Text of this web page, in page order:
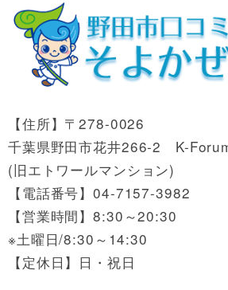
【住所】〒278-0026
千葉県野田市花井266-2 K-
(旧エトワールマンション)
【電話番号】04-7157-3982
【営業時間】8:30～20:30
※土曜日/8:30～14:30
【定休日】日・祝日